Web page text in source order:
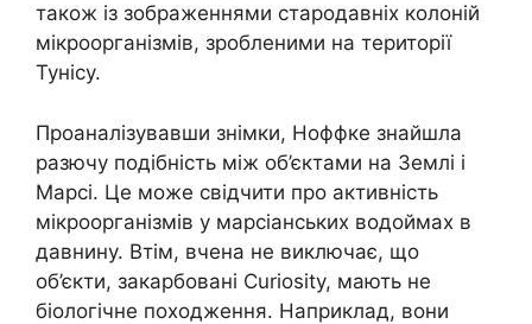
також із зображеннями стародавніх колоній
мікроорганізмів, зробленими на території
Тунісу.
Проаналізувавши знімки, Ноффке знайшла
разючу подібність між об’єктами на Землі і
Марсі. Це може свідчити про активність
мікроорганізмів у марсіанських водоймах в
давнину. Втім, вчена не виключає, що
об’єкти, закарбовані Curiosity, мають не
біологічне походження. Наприклад, вони